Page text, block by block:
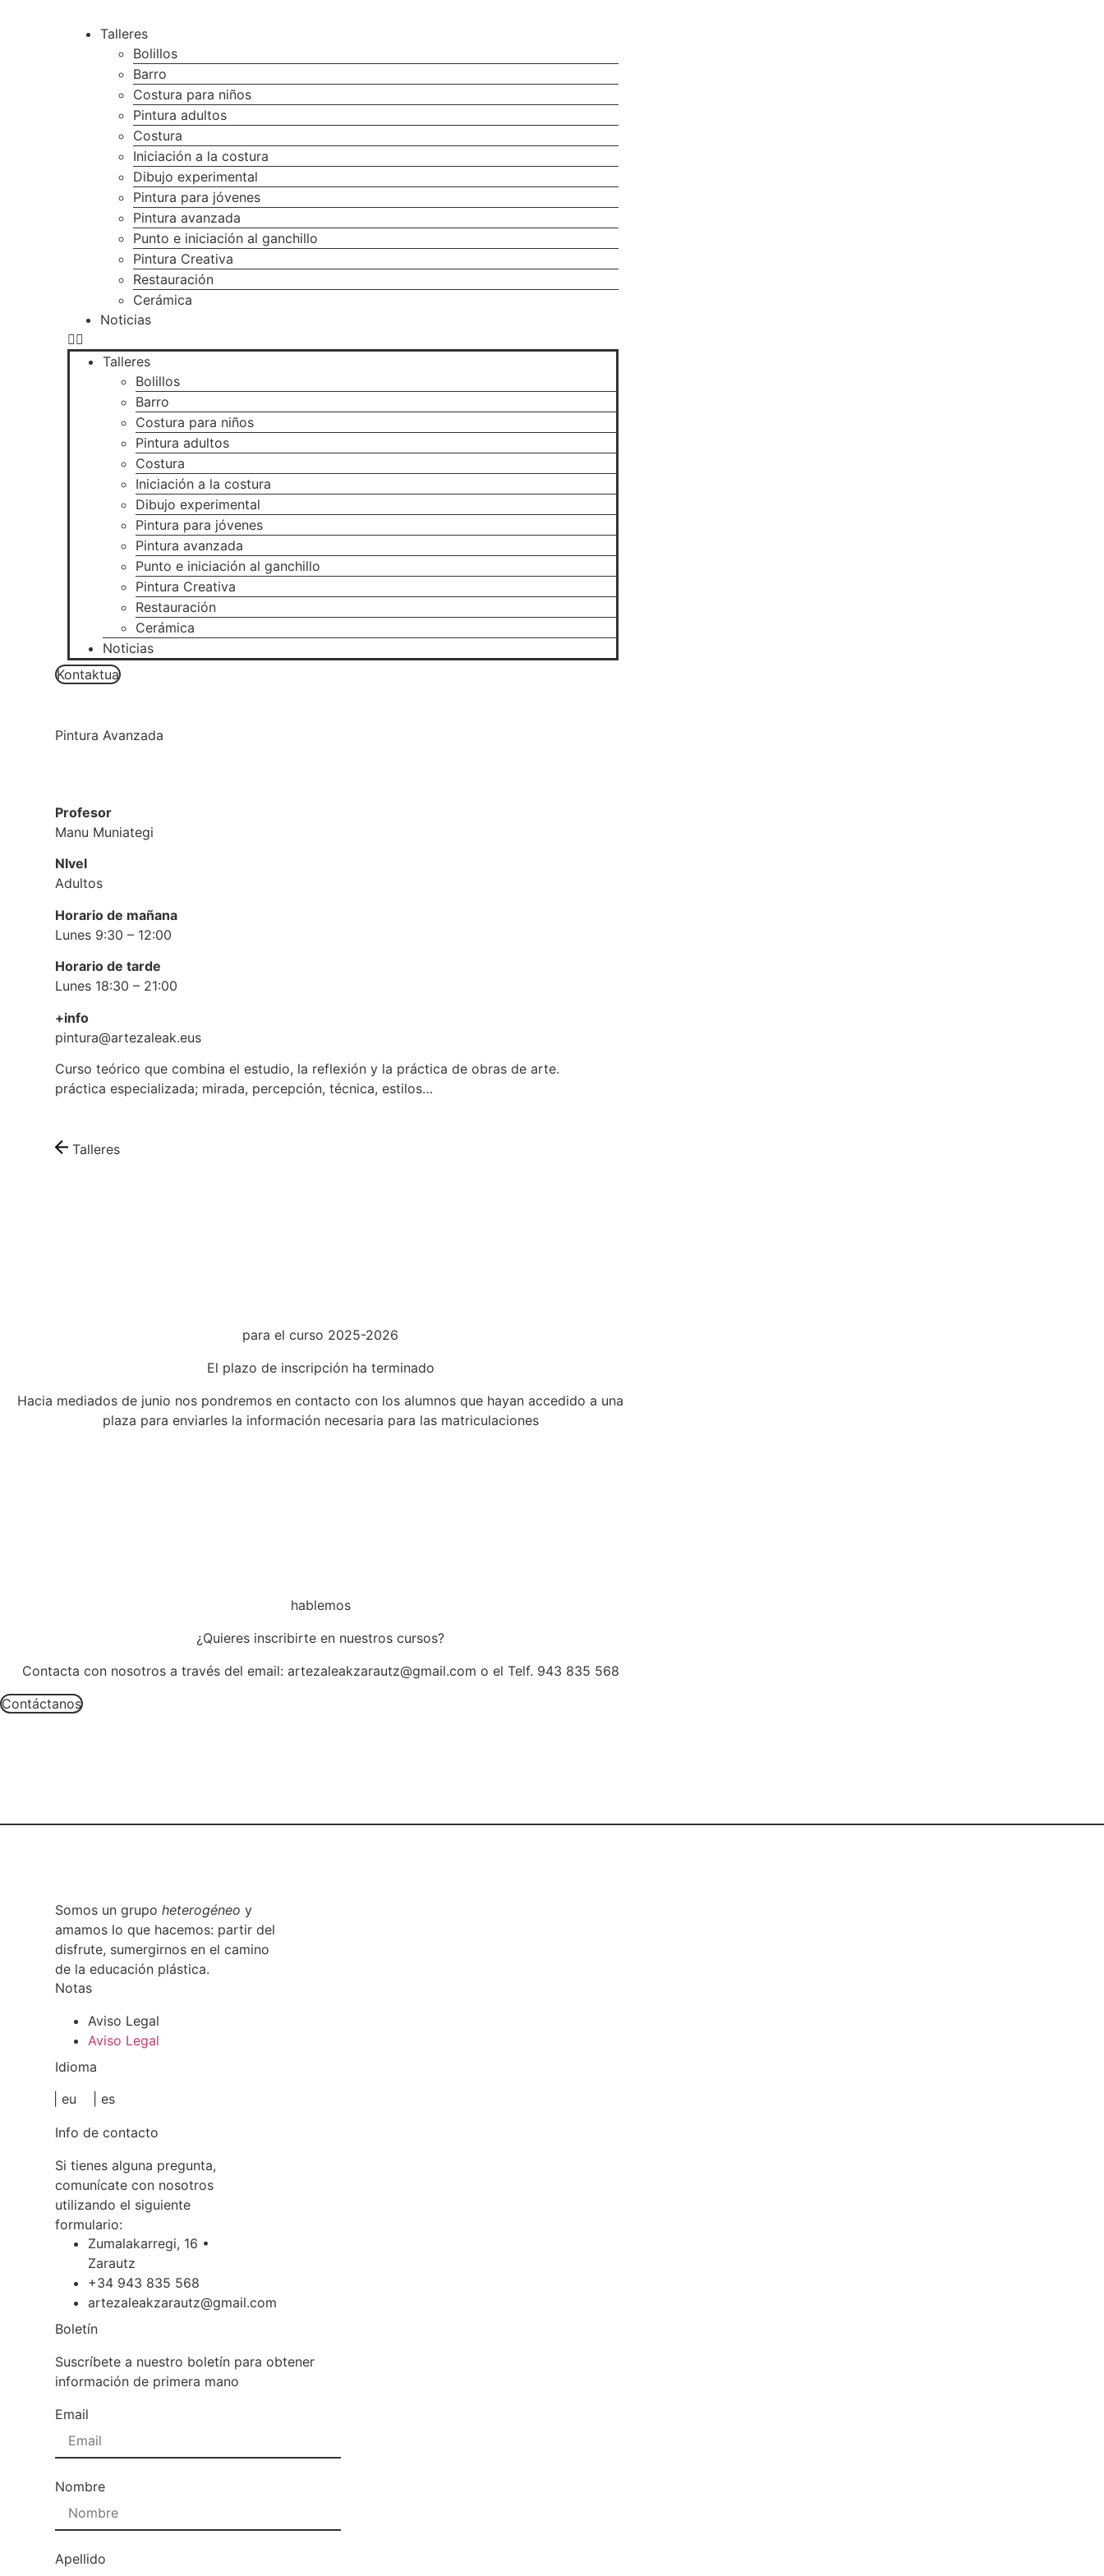
Talleres
Bolillos
Barro
Costura para niños
Pintura adultos
Costura
Iniciación a la costura
Dibujo experimental
Pintura para jóvenes
Pintura avanzada
Punto e iniciación al ganchillo
Pintura Creativa
Restauración
Cerámica
Noticias
Talleres
Bolillos
Barro
Costura para niños
Pintura adultos
Costura
Iniciación a la costura
Dibujo experimental
Pintura para jóvenes
Pintura avanzada
Punto e iniciación al ganchillo
Pintura Creativa
Restauración
Cerámica
Noticias
Kontaktua
Pintura Avanzada
Profesor
Manu Muniategi
NIvel
Adultos
Horario de mañana
Lunes 9:30 – 12:00
Horario de tarde
Lunes 18:30 – 21:00
+info
pintura@artezaleak.eus
Curso teórico que combina el estudio, la reflexión y la práctica de obras de arte.
práctica especializada; mirada, percepción, técnica, estilos…
Talleres
para el curso 2025-2026
El plazo de inscripción ha terminado
Hacia mediados de junio nos pondremos en contacto con los alumnos que hayan accedido a una
plaza para enviarles la información necesaria para las matriculaciones
hablemos
¿Quieres inscribirte en nuestros cursos?
Contacta con nosotros a través del email: artezaleakzarautz@gmail.com o el Telf. 943 835 568
Contáctanos
Somos un grupoheterogéneo y
amamos lo que hacemos: partir del
disfrute, sumergirnos en el camino
de la educación plástica.
Notas
Aviso Legal
Aviso Legal
Idioma
| eu
| es
Info de contacto
Si tienes alguna pregunta,
comunícate con nosotros
utilizando el siguiente
formulario:
Zumalakarregi, 16 •
Zarautz
+34 943 835 568
artezaleakzarautz@gmail.com
Boletín
Suscríbete a nuestro boletín para obtener
información de primera mano
Email
Nombre
Apellido